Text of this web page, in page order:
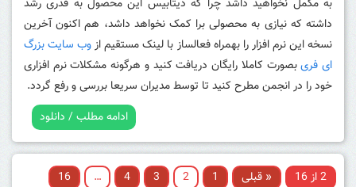
به مکمل نخواهید داشد چرا که دیتابیس این محصول به قدری رشد
داشته که نیازی به محصولی برا کمک نخواهد داشد، هم اکنون آخرین
نسخه این نرم افزار را بهمراه فعالساز با لینک مستقیم ازوب سایت بزرگ
ای فریبصورت کاملا رایگان دریافت کنید و هرگونه مشکلات نرم افزاری
خود را در انجمن مطرح کنید تا توسط مدیران سریعا بررسی و رفع گردد.
ادامه مطلب / دانلود
2 از 16 « قبلی 1
2
3
4
…
16